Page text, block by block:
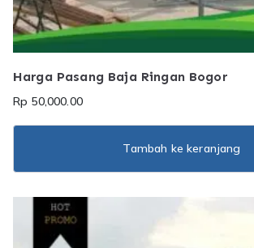
Harga Pasang Baja Ringan Bogor
Rp 50,000.00
Tambah ke keranjang